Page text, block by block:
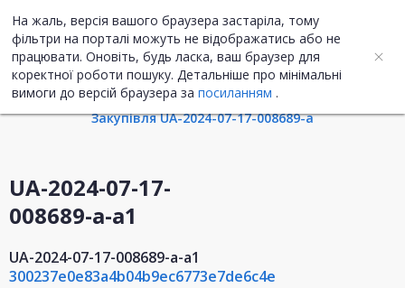
На жаль, версія вашого браузера застаріла, тому
фільтри на порталі можуть не відображатись або не
працювати. Оновіть, будь ласка, ваш браузер для
коректної роботи пошуку. Детальніше про мінімальні
вимоги до версій браузера за посиланням .
UA ENG
Інформація про договір
Закупівля UA-2024-07-17-008689-a
UA-2024-07-17-
008689-a-a1
UA-2024-07-17-008689-a-a1
300237e0e83a4b04b9ec6773e7de6c4e